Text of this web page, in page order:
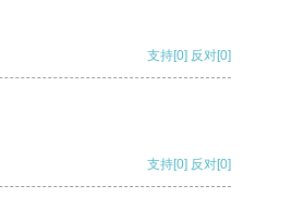
支持[0] 反对[0]
支持[0] 反对[0]